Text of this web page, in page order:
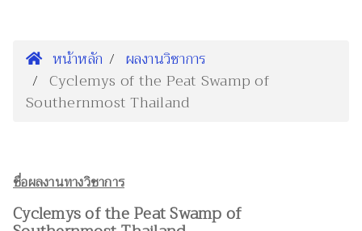
หน้าหลัก
ผลงานวิชาการ
Cyclemys of the Peat Swamp of
Southernmost Thailand
ชื่อผลงานทางวิชาการ
Cyclemys of the Peat Swamp of